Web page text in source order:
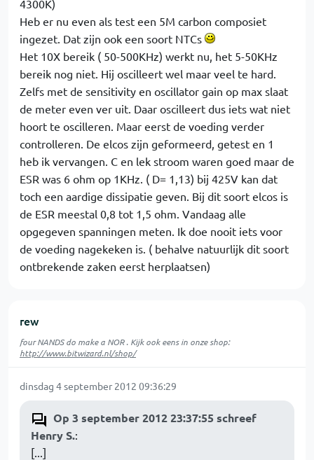
4300K)
Heb er nu even als test een 5M carbon composiet
ingezet. Dat zijn ook een soort NTCs
Het 10X bereik ( 50-500KHz) werkt nu, het 5-50KHz
bereik nog niet. Hij oscilleert wel maar veel te hard.
Zelfs met de sensitivity en oscillator gain op max slaat
de meter even ver uit. Daar oscilleert dus iets wat niet
hoort te oscilleren. Maar eerst de voeding verder
controlleren. De elcos zijn geformeerd, getest en 1
heb ik vervangen. C en lek stroom waren goed maar de
ESR was 6 ohm op 1KHz. ( D= 1,13) bij 425V kan dat
toch een aardige dissipatie geven. Bij dit soort elcos is
de ESR meestal 0,8 tot 1,5 ohm. Vandaag alle
opgegeven spanningen meten. Ik doe nooit iets voor
de voeding nagekeken is. ( behalve natuurlijk dit soort
ontbrekende zaken eerst herplaatsen)
rew
four NANDS do make a NOR . Kijk ook eens in onze shop:
http://www.bitwizard.nl/shop/
dinsdag 4 september 2012 09:36:29
Op 3 september 2012 23:37:55 schreef
Henry S.:
[...]